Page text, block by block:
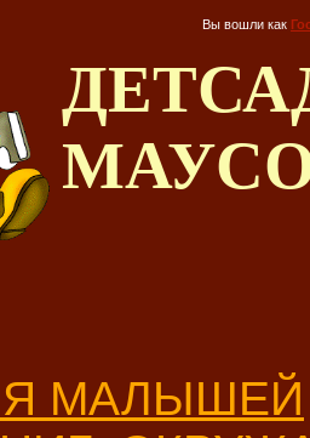
Вы вошли как
МАЛЫШЕЙ